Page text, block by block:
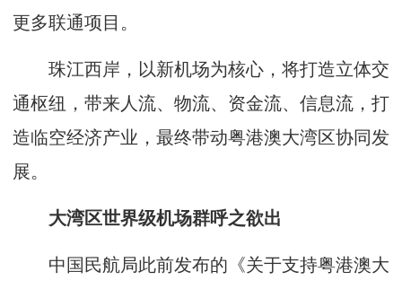
更多联通项目。
珠江西岸，以新机场为核心，将打造立体交
通枢纽，带来人流、物流、资金流、信息流，打
造临空经济产业，最终带动粤港澳大湾区协同发
展。
大湾区世界级机场群呼之欲出
中国民航局此前发布的《关于支持粤港澳大